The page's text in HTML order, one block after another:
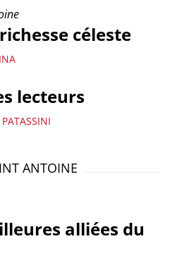
céleste
lecteurs
ANTOINE
alliées du